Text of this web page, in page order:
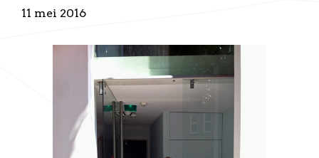
11 mei 2016